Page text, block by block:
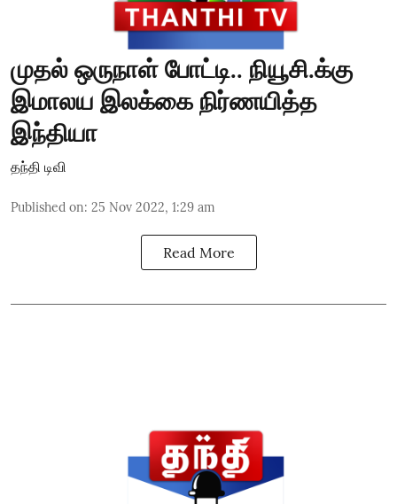
முதல் ஒருநாள் போட்டி.. நியூசி.க்கு
இமாலய இலக்கை நிர்ணயித்த
இந்தியா
தந்தி டிவி
Published on: 25 Nov 2022, 1:29 am
Read More